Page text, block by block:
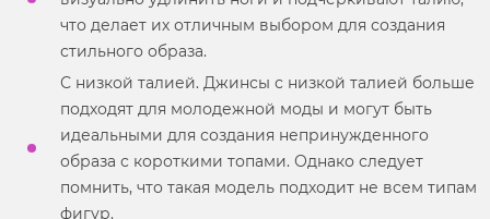
что делает их отличным выбором для создания
стильного образа.
С низкой талией. Джинсы с низкой талией больше
подходят для молодежной моды и могут быть
идеальными для создания непринужденного
образа с короткими топами. Однако следует
помнить, что такая модель подходит не всем типам
фигур.